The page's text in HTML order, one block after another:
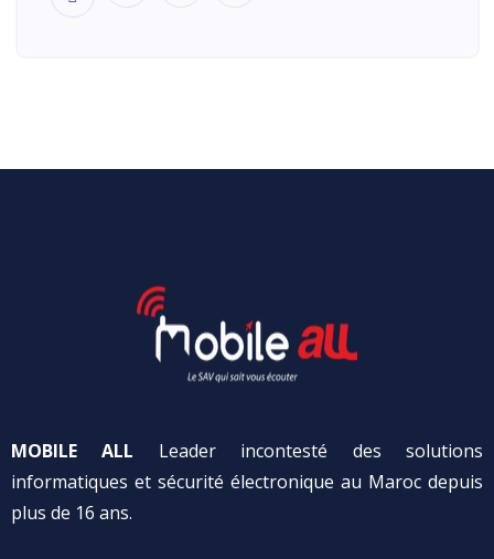
MOBILE ALL Leader incontesté des solutions
informatiques et sécurité électronique au Maroc depuis
plus de 16 ans.